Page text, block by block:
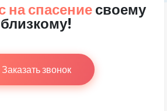
на спасение своему
близкому!
Заказать звонок